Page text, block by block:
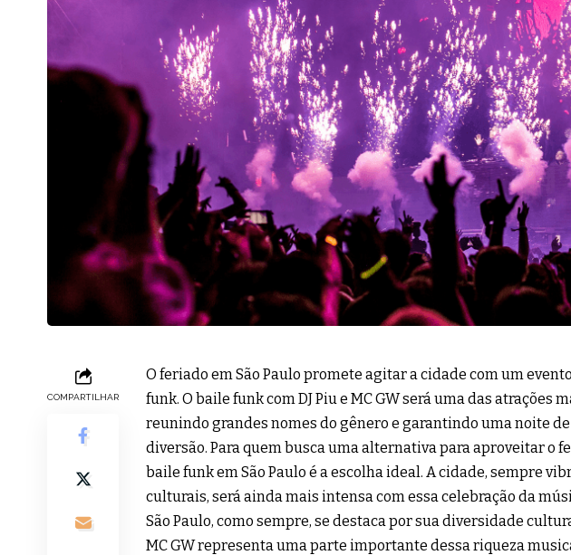
COMPARTILHAR
O feriado em São Paulo promete agitar a cidade com um
funk. O baile funk com DJ Piu e MC GW será uma das atrações
reunindo grandes nomes do gênero e garantindo uma noite
diversão. Para quem busca uma alternativa para aproveitar o
baile funk em São Paulo é a escolha ideal. A cidade, sempre
culturais, será ainda mais intensa com essa celebração da
São Paulo, como sempre, se destaca por sua diversidade
MC GW representa uma parte importante dessa riqueza